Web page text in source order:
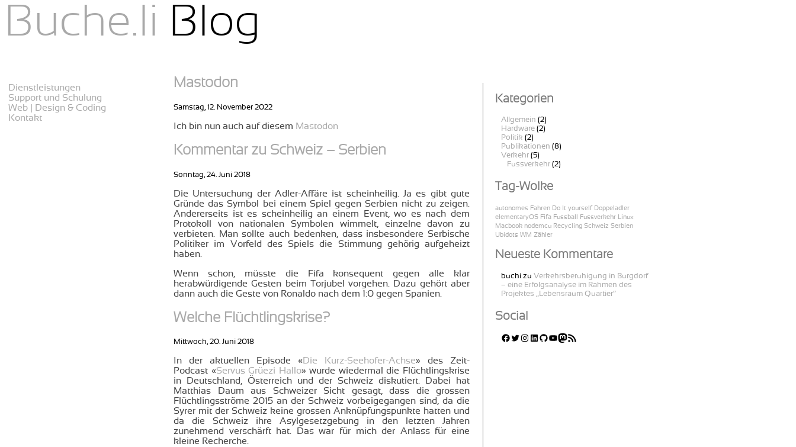
Buche.li Blog
menu
Dienstleistungen
Support und Schulung
Web | Design & Coding
Kontakt
Mastodon
Samstag, 12. November 2022
Ich bin nun auch auf diesem Mastodon
Kommentar zu Schweiz – Serbien
Sonntag, 24. Juni 2018
Die Untersuchung der Adler-Affäre ist scheinheilig. Ja es gibt gute
Gründe das Symbol bei einem Spiel gegen Serbien nicht zu zeigen.
Andererseits ist es scheinheilig an einem Event, wo es nach dem
Protokoll von nationalen Symbolen wimmelt, einzelne davon zu
verbieten. Man sollte auch bedenken, dass insbesondere Serbische
Politiker im Vorfeld des Spiels die Stimmung gehörig aufgeheizt
haben.
Wenn schon, müsste die Fifa konsequent gegen alle klar
herabwürdigende Gesten beim Torjubel vorgehen. Dazu gehört aber
dann auch die Geste von Ronaldo nach dem 1:0 gegen Spanien.
Welche Flüchtlingskrise?
Mittwoch, 20. Juni 2018
In der aktuellen Episode « Die Kurz-Seehofer-Achse» des Zeit-
Podcast «Servus Grüezi Hallo» wurde wiedermal die Flüchtlingskrise
in Deutschland, Österreich und der Schweiz diskutiert. Dabei hat
Matthias Daum aus Schweizer Sicht gesagt, dass die grossen
Flüchtlingsströme 2015 an der Schweiz vorbeigegangen sind, da die
Syrer mit der Schweiz keine grossen Anknüpfungspunkte hatten und
da die Schweiz ihre Asylgesetzgebung in den letzten Jahren
zunehmend verschärft hat. Das war für mich der Anlass für eine
kleine Recherche.
Kategorien
Allgemein (2)
Hardware (2)
Politik (2)
Publikationen (8)
Verkehr (5)
Fussverkehr (2)
Tag-Wolke
autonomes Fahren Do It yourself
Doppeladler
elementaryOS Fifa Fussball Fussverkehr
Linux
Macbook nodemcu Recycling Schweiz Serbien
Ubidots WM Zähler
Neueste Kommentare
buchi zu Verkehrsberuhigung in Burgdorf
– eine Erfolgsanalyse im Rahmen des
Projektes „Lebensraum Quartier“
Social
Facebook
Twitter
Instagram
LinkedIn
GitHub
YouTube
Mastodon
RSS-Feed